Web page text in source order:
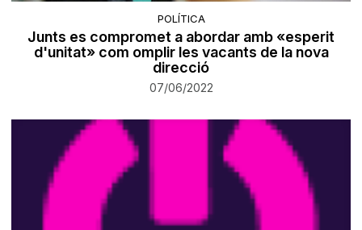
POLÍTICA
Junts es compromet a abordar amb «esperit
d'unitat» com omplir les vacants de la nova
direcció
07/06/2022